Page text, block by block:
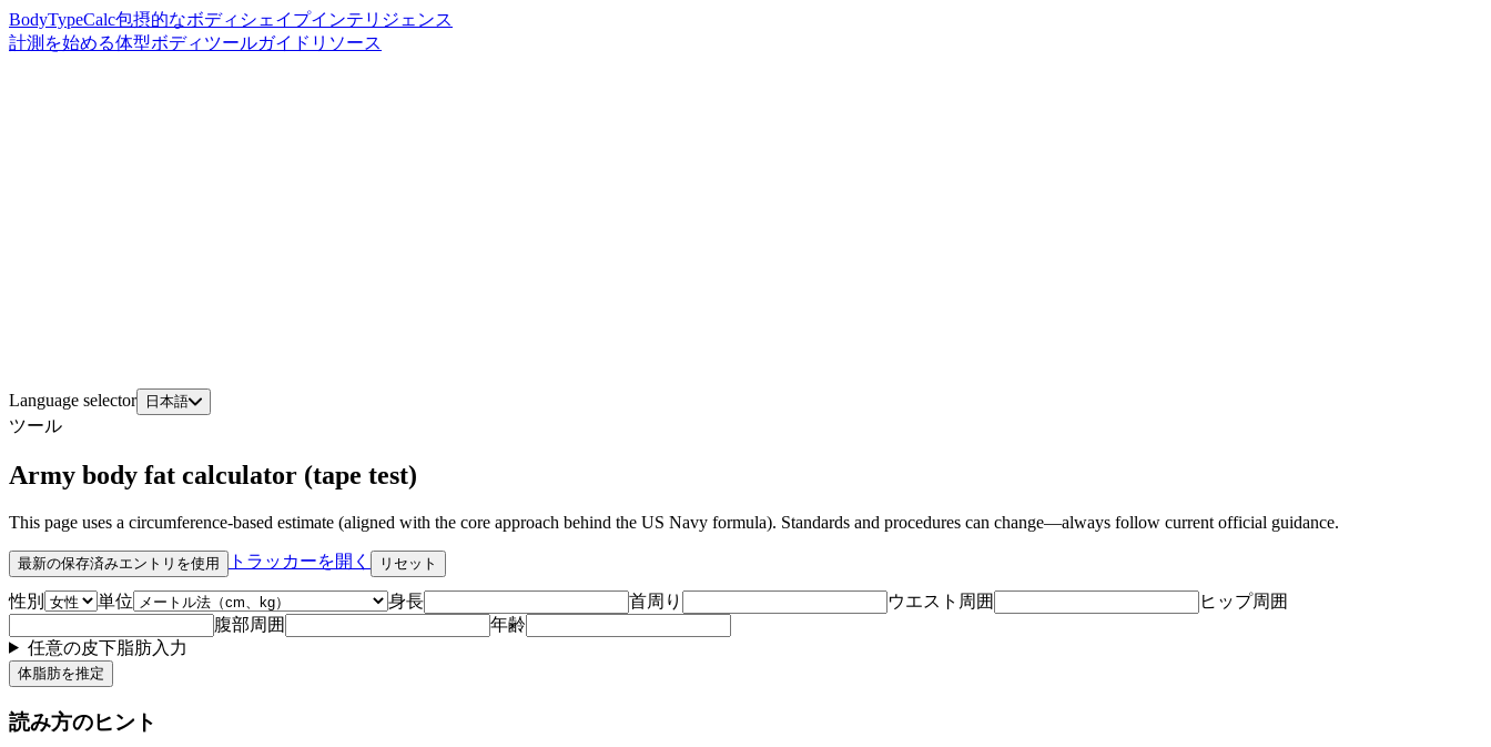
BodyTypeCalc包摂的なボディシェイプインテリジェンス
計測を始める体型ボディツールガイド リソース
Language selector 日本語
ツール
Army body fat calculator (tape test)
This page uses a circumference-based estimate (aligned with the core approach behind the US Navy formula). Standards and procedures can change—always follow current official guidance.
最新の保存済みエントリを使用 トラッカーを開く リセット
性別 単位 身長 首周り ウエスト周囲
ヒップ周囲
腹部周囲
年齢
任意の皮下脂肪入力
体脂肪を推定
読み方のヒント